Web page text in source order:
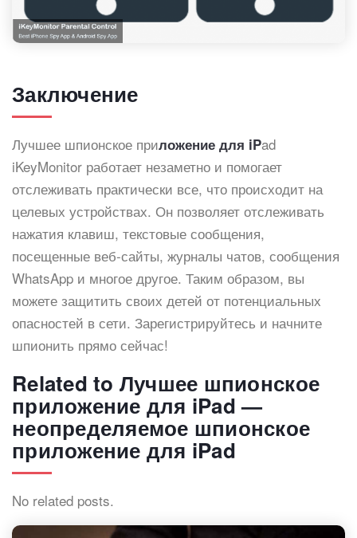
Заключение
Лучшее шпионское приложение для iPad
iKeyMonitor работает незаметно и помогает
отслеживать практически все, что происходит на
целевых устройствах. Он позволяет отслеживать
нажатия клавиш, текстовые сообщения,
посещенные веб-сайты, журналы чатов, сообщения
WhatsApp и многое другое. Таким образом, вы
можете защитить своих детей от потенциальных
опасностей в сети. Зарегистрируйтесь и начните
шпионить прямо сейчас!
Related to Лучшее шпионское
приложение для iPad —
неопределяемое шпионское
приложение для iPad
No related posts.